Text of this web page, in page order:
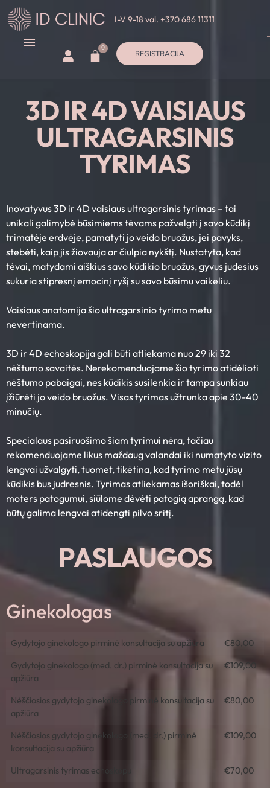
I-V 9-18 val. +370 686 11311
REGISTRACIJA
0
3D IR 4D VAISIAUS
ULTRAGARSINIS
TYRIMAS
Inovatyvus 3D ir 4D vaisiaus ultragarsinis tyrimas – tai
unikali galimybė būsimiems tėvams pažvelgti į savo kūdikį
trimatėje erdvėje, pamatyti jo veido bruožus, jei pavyks,
stebėti, kaip jis žiovauja ar čiulpia nykštį. Nustatyta, kad
tėvai, matydami aiškius savo kūdikio bruožus, gyvus judesius
sukuria stipresnį emocinį ryšį su savo būsimu vaikeliu.
Vaisiaus anatomija šio ultragarsinio tyrimo metu
nevertinama.
3D ir 4D echoskopija gali būti atliekama nuo 29 iki 32
nėštumo savaitės. Nerekomenduojame šio tyrimo atidėlioti
nėštumo pabaigai, nes kūdikis susilenkia ir tampa sunkiau
įžiūrėti jo veido bruožus. Visas tyrimas užtrunka apie 30-40
minučių.
Specialaus pasiruošimo šiam tyrimui nėra, tačiau
rekomenduojame likus maždaug valandai iki numatyto vizito
lengvai užvalgyti, tuomet, tikėtina, kad tyrimo metu jūsų
kūdikis bus judresnis. Tyrimas atliekamas išoriškai, todėl
moters patogumui, siūlome dėvėti patogią aprangą, kad
būtų galima lengvai atidengti pilvo sritį.
PASLAUGOS
Ginekologas
Gydytojo ginekologo pirminė konsultacija su apžiūra €80,00
Gydytojo ginekologo (med. dr.) pirminė konsultacija su
apžiūra
€109,00
Nėščiosios gydytojo ginekologo pirminė konsultacija su
apžiūra
€80,00
Nėščiosios gydytojo ginekologo (med. dr.) pirminė
konsultacija su apžiūra
€109,00
Ultragarsinis tyrimas echoskopu €70,00